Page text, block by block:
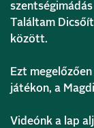
Találtam
között.
Ezt
játékon, a
Videónk a lap